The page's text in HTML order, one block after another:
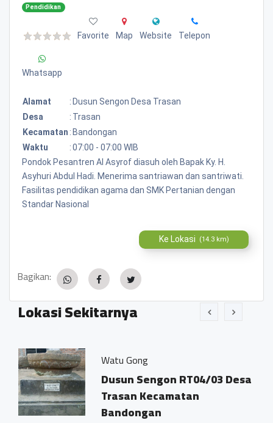
Pendidikan
Favorite Map Website Telepon
Whatsapp
Alamat : Dusun Sengon Desa Trasan
Desa
: Trasan
Kecamatan : Bandongan
Waktu
:07:00 - 07:00 WIB
Pondok Pesantren Al Asyrof diasuh oleh Bapak Ky. H.
Asyhuri Abdul Hadi. Menerima santriawan dan santriwati.
Fasilitas pendidikan agama dan SMK Pertanian dengan
Standar Nasional
Ke Lokasi (14.3 km)
Bagikan:
Lokasi Sekitarnya
Watu Gong
Dusun Sengon RT04/03 Desa
Trasan Kecamatan
Bandongan